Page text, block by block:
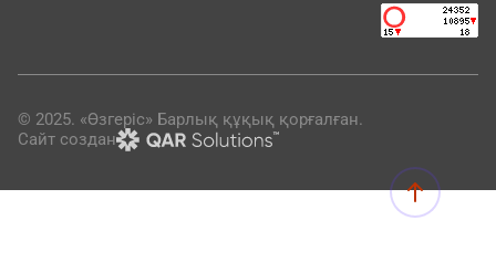
© 2025. «Өзгеріс» Барлық құқық қорғалған.
Сайт создан